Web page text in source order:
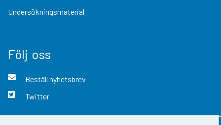
Undersökningsmaterial
Följ oss
Beställ nyhetsbrev
Twitter